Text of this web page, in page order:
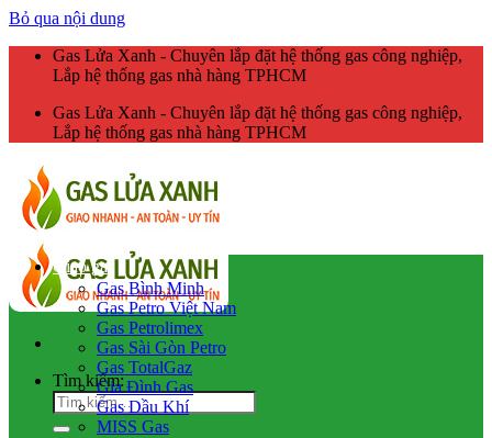
Bỏ qua nội dung
Gas Lửa Xanh - Chuyên lắp đặt hệ thống gas công nghiệp,
Lắp hệ thống gas nhà hàng TPHCM
Gas Lửa Xanh - Chuyên lắp đặt hệ thống gas công nghiệp,
Lắp hệ thống gas nhà hàng TPHCM
Tìm kiếm:
Giao gas
Gas Bình Minh
Gas Petro Việt Nam
Gas Petrolimex
Gas Sài Gòn Petro
Gas TotalGaz
Gia Đình Gas
Gas Dầu Khí
MISS Gas